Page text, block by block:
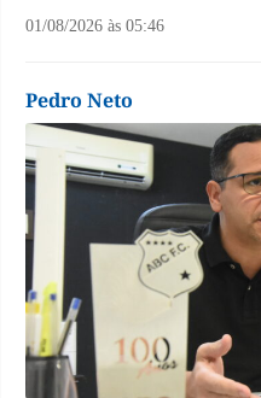
01/08/2026 às 05:46
Pedro Neto